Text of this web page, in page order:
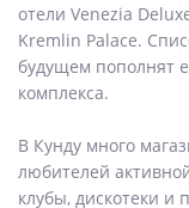
отели Venezia
Kremlin Palace.
будущем пополнят
комплекса.
В Кунду много
любителей
клубы, дискотеки